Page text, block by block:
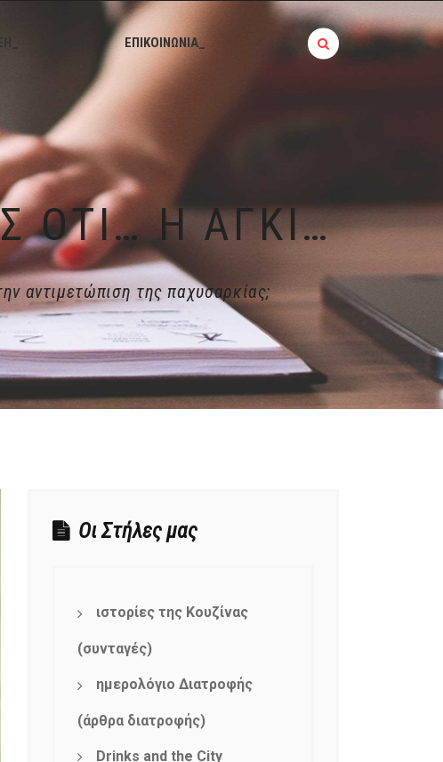
ΕΠΙΚΟΙΝΩΝΙΑ_
ΦΟΥΝΤ ΜΠΛΌΓΚΕΡ │ ΓΝΏΡΙΖΕΣ ΌΤΙ… Η ΑΓΚΙΝΆΡΑ ΒΟΗΘΆ ΣΤΗΝ ΑΝΤΙΜΕΤΏΠΙΣΗ ΤΗΣ ΠΑΧΥΣΑΡΚΊΑΣ;
αντιμετώπιση της παχυσαρκίας;
Οι Στήλες μας
ιστορίες της Κουζίνας
(συνταγές)
ημερολόγιο Διατροφής
(άρθρα διατροφής)
Drinks and the City